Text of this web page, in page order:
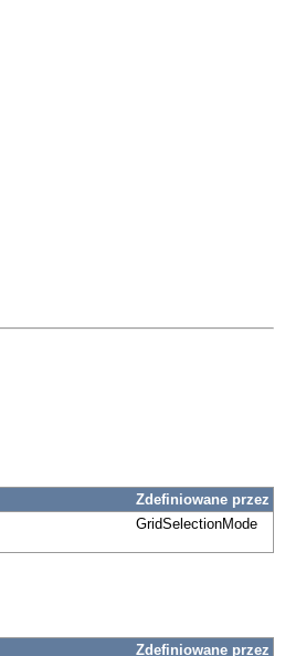
Zdefiniowane przez
GridSelectionMode
Zdefiniowane przez